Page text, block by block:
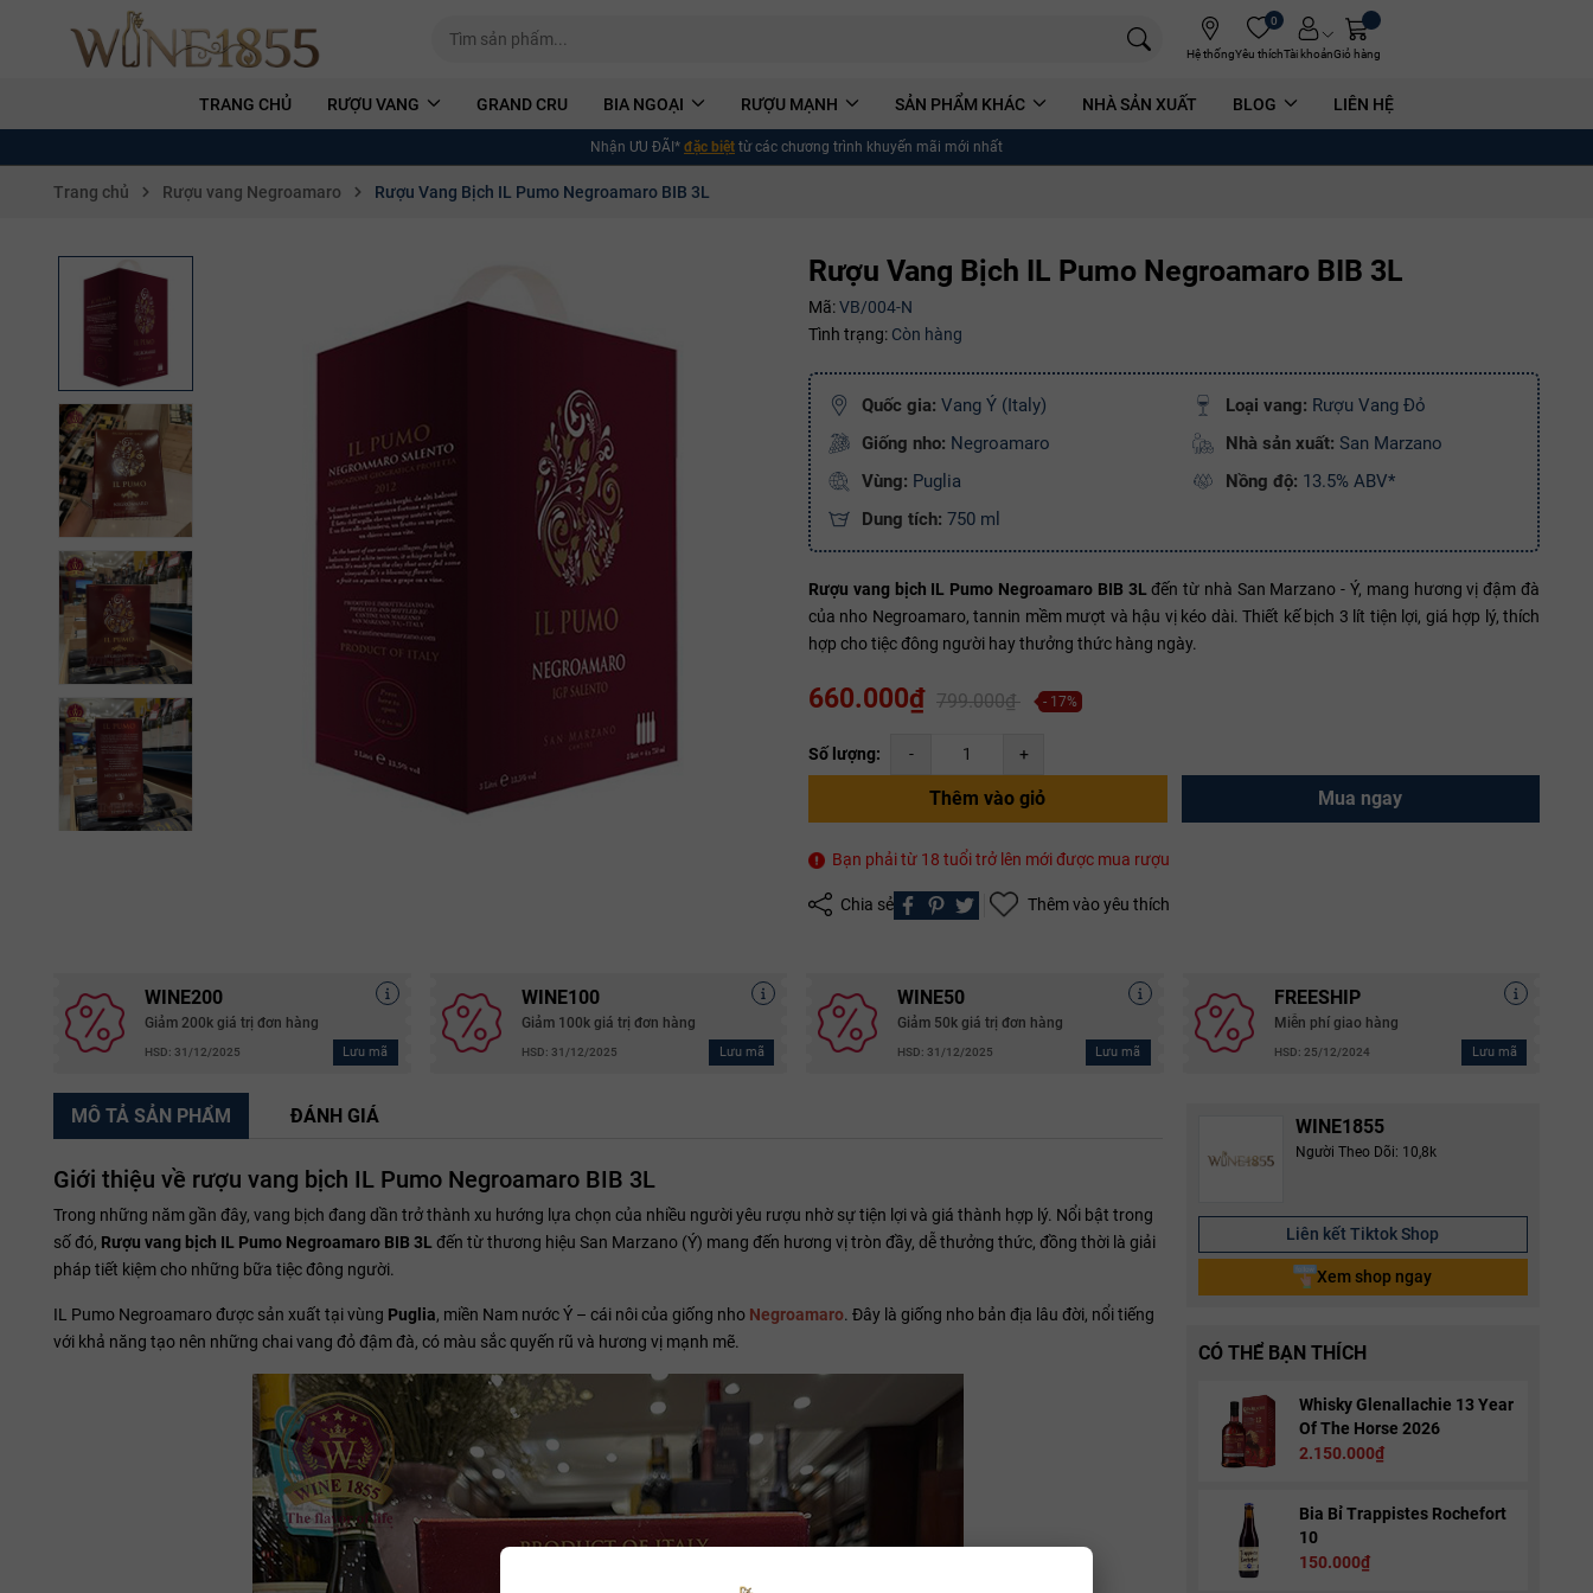
Hệ thống
0
Yêu thíchTài khoảnGiỏ hàng
TRANG CHỦ RƯỢU VANG GRAND CRU BIA NGOẠI RƯỢU MẠNH SẢN PHẨM KHÁC NHÀ SẢN XUẤT BLOG LIÊN HỆ
Nhận ƯU ĐÃI* đặc biệt từ các chương trình khuyến mãi mới nhất
Trang chủ Rượu vang Negroamaro Rượu Vang Bịch IL Pumo Negroamaro BIB 3L
Rượu Vang Bịch IL Pumo Negroamaro BIB 3L
Mã:VB/004-N
Tình trạng: Còn hàng
Quốc gia: Vang Ý (Italy) Loại vang: Rượu Vang Đỏ
Giống nho: Negroamaro Nhà sản xuất: San Marzano
Vùng: Puglia Nồng độ: 13.5% ABV*
Dung tích: 750 ml
Rượu vang bịch IL Pumo Negroamaro BIB 3L đến từ nhà San Marzano - Ý, mang hương vị đậm đà
của nho Negroamaro, tannin mềm mượt và hậu vị kéo dài. Thiết kế bịch 3 lít tiện lợi, giá hợp lý, thích
hợp cho tiệc đông người hay thưởng thức hàng ngày.
660.000₫ 799.000₫ - 17%
Số lượng: - +
Thêm vào giỏ Mua ngay
Bạn phải từ 18 tuổi trở lên mới được mua rượu
Chia sẻ Thêm vào yêu thích
WINE200
Giảm 200k giá trị đơn hàng
HSD: 31/12/2025 Lưu mã
WINE100
Giảm 100k giá trị đơn hàng
HSD: 31/12/2025 Lưu mã
WINE50
Giảm 50k giá trị đơn hàng
HSD: 31/12/2025 Lưu mã
FREESHIP
Miễn phí giao hàng
HSD: 25/12/2024 Lưu mã
Mã giảm giá:
Ngày hết hạn:
Copy mã và nhập mã ở trang THANH TOÁN bạn nhé!
WINE1855
Người Theo Dõi: 10,8k
Liên kết Tiktok Shop
Xem shop ngay
CÓ THỂ BẠN THÍCH
Whisky Glenallachie 13 Year
Of The Horse 2026
2.150.000₫
Bia Bỉ Trappistes Rochefort
10
150.000₫
MÔ TẢ SẢN PHẨM ĐÁNH GIÁ
Giới thiệu về rượu vang bịch IL Pumo Negroamaro BIB 3L
Trong những năm gần đây, vang bịch đang dần trở thành xu hướng lựa chọn của nhiều người yêu rượu nhờ sự tiện lợi và giá thành hợp lý. Nổi bật trong
số đó, Rượu vang bịch IL Pumo Negroamaro BIB 3L đến từ thương hiệu San Marzano (Ý) mang đến hương vị tròn đầy, dễ thưởng thức, đồng thời là giải
pháp tiết kiệm cho những bữa tiệc đông người.
IL Pumo Negroamaro được sản xuất tại vùng Puglia, miền Nam nước Ý – cái nôi của giống nho Negroamaro. Đây là giống nho bản địa lâu đời, nổi tiếng
với khả năng tạo nên những chai vang đỏ đậm đà, có màu sắc quyến rũ và hương vị mạnh mẽ.